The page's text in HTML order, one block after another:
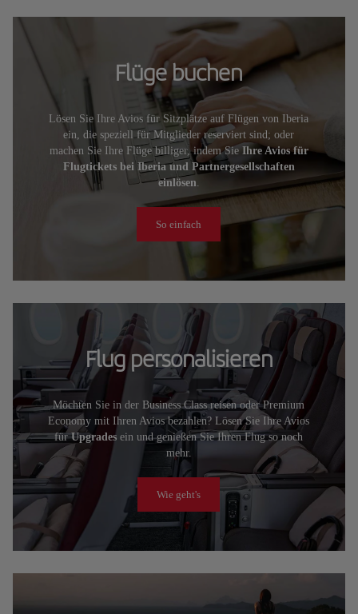
Flüge buchen
Lösen Sie Ihre Avios für Sitzplätze auf Flügen von Iberia
ein, die speziell für Mitglieder reserviert sind; oder
machen Sie Ihre Flüge billiger, indem Sie Ihre Avios für
Flugtickets bei Iberia und Partnergesellschaften
einlösen.
So einfach
Flug personalisieren
Möchten Sie in der Business Class reisen oder Premium
Economy mit Ihren Avios bezahlen? Lösen Sie Ihre Avios
fürUpgrades ein und genießen Sie Ihren Flug so noch
mehr.
Wie geht's